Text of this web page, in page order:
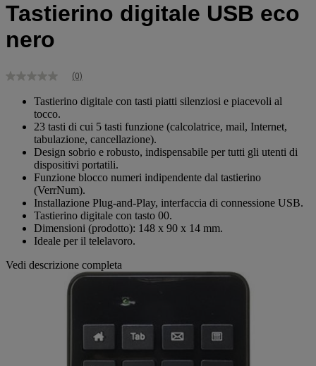
Tastierino digitale USB eco
nero
Nessuna
Stesso
pagina.
(0)
Tastierino digitale con tasti piatti silenziosi e piacevoli al
tocco.
23 tasti di cui 5 tasti funzione (calcolatrice, mail, Internet,
tabulazione, cancellazione).
Design sobrio e robusto, indispensabile per tutti gli utenti di
dispositivi portatili.
Funzione blocco numeri indipendente dal tastierino
(VerrNum).
Installazione Plug-and-Play, interfaccia di connessione USB.
Tastierino digitale con tasto 00.
Dimensioni (prodotto): 148 x 90 x 14 mm.
Ideale per il telelavoro.
Vedi descrizione completa